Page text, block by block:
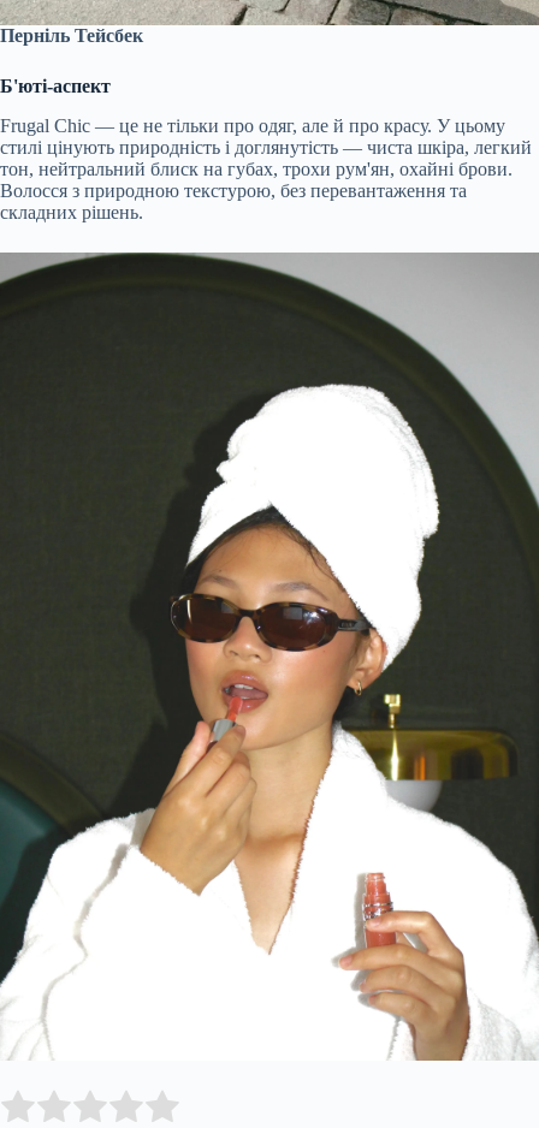
Перніль Тейсбек
Б'юті-аспект
Frugal Chic — це не тільки про одяг, але й про красу. У цьому
стилі цінують природність і доглянутість — чиста шкіра, легкий
тон, нейтральний блиск на губах, трохи рум'ян, охайні брови.
Волосся з природною текстурою, без перевантаження та
складних рішень.
Rate this item: